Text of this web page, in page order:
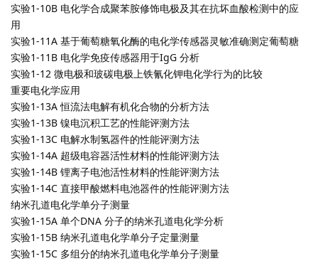
实验1-10B 电化学合成聚苯胺修饰电极及其在抗坏血酸检测中的应
用
实验1-11A 基于葡萄糖氧化酶的电化学传感器灵敏准确测定葡萄糖
实验1-11B 电化学免疫传感器用于IgG 分析
实验1-12 微电极和玻碳电极上铁氰化钾电化学行为的比较
重要电化学应用
实验1-13A 恒流法电解有机化合物的分析方法
实验1-13B 镍电沉积工艺的性能评测方法
实验1-13C 电解水制氢器件的性能评测方法
实验1-14A 超级电容器活性材料的性能评测方法
实验1-14B 锂离子电池活性材料的性能评测方法
实验1-14C 直接甲酸燃料电池器件的性能评测方法
纳米孔道电化学单分子测量
实验1-15A 单个DNA 分子的纳米孔道电化学分析
实验1-15B 纳米孔道电化学单分子定量测量
实验1-15C 多组分的纳米孔道电化学单分子测量